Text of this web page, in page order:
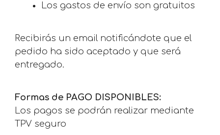
Los gastos de envío son gratuitos
Recibirás un email notificándote que el
pedido ha sido aceptado y que será
entregado.
Formas de PAGO DISPONIBLES:
Los pagos se podrán realizar mediante
TPV seguro